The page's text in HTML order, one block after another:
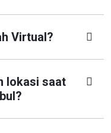
Virtual?
lokasi saat